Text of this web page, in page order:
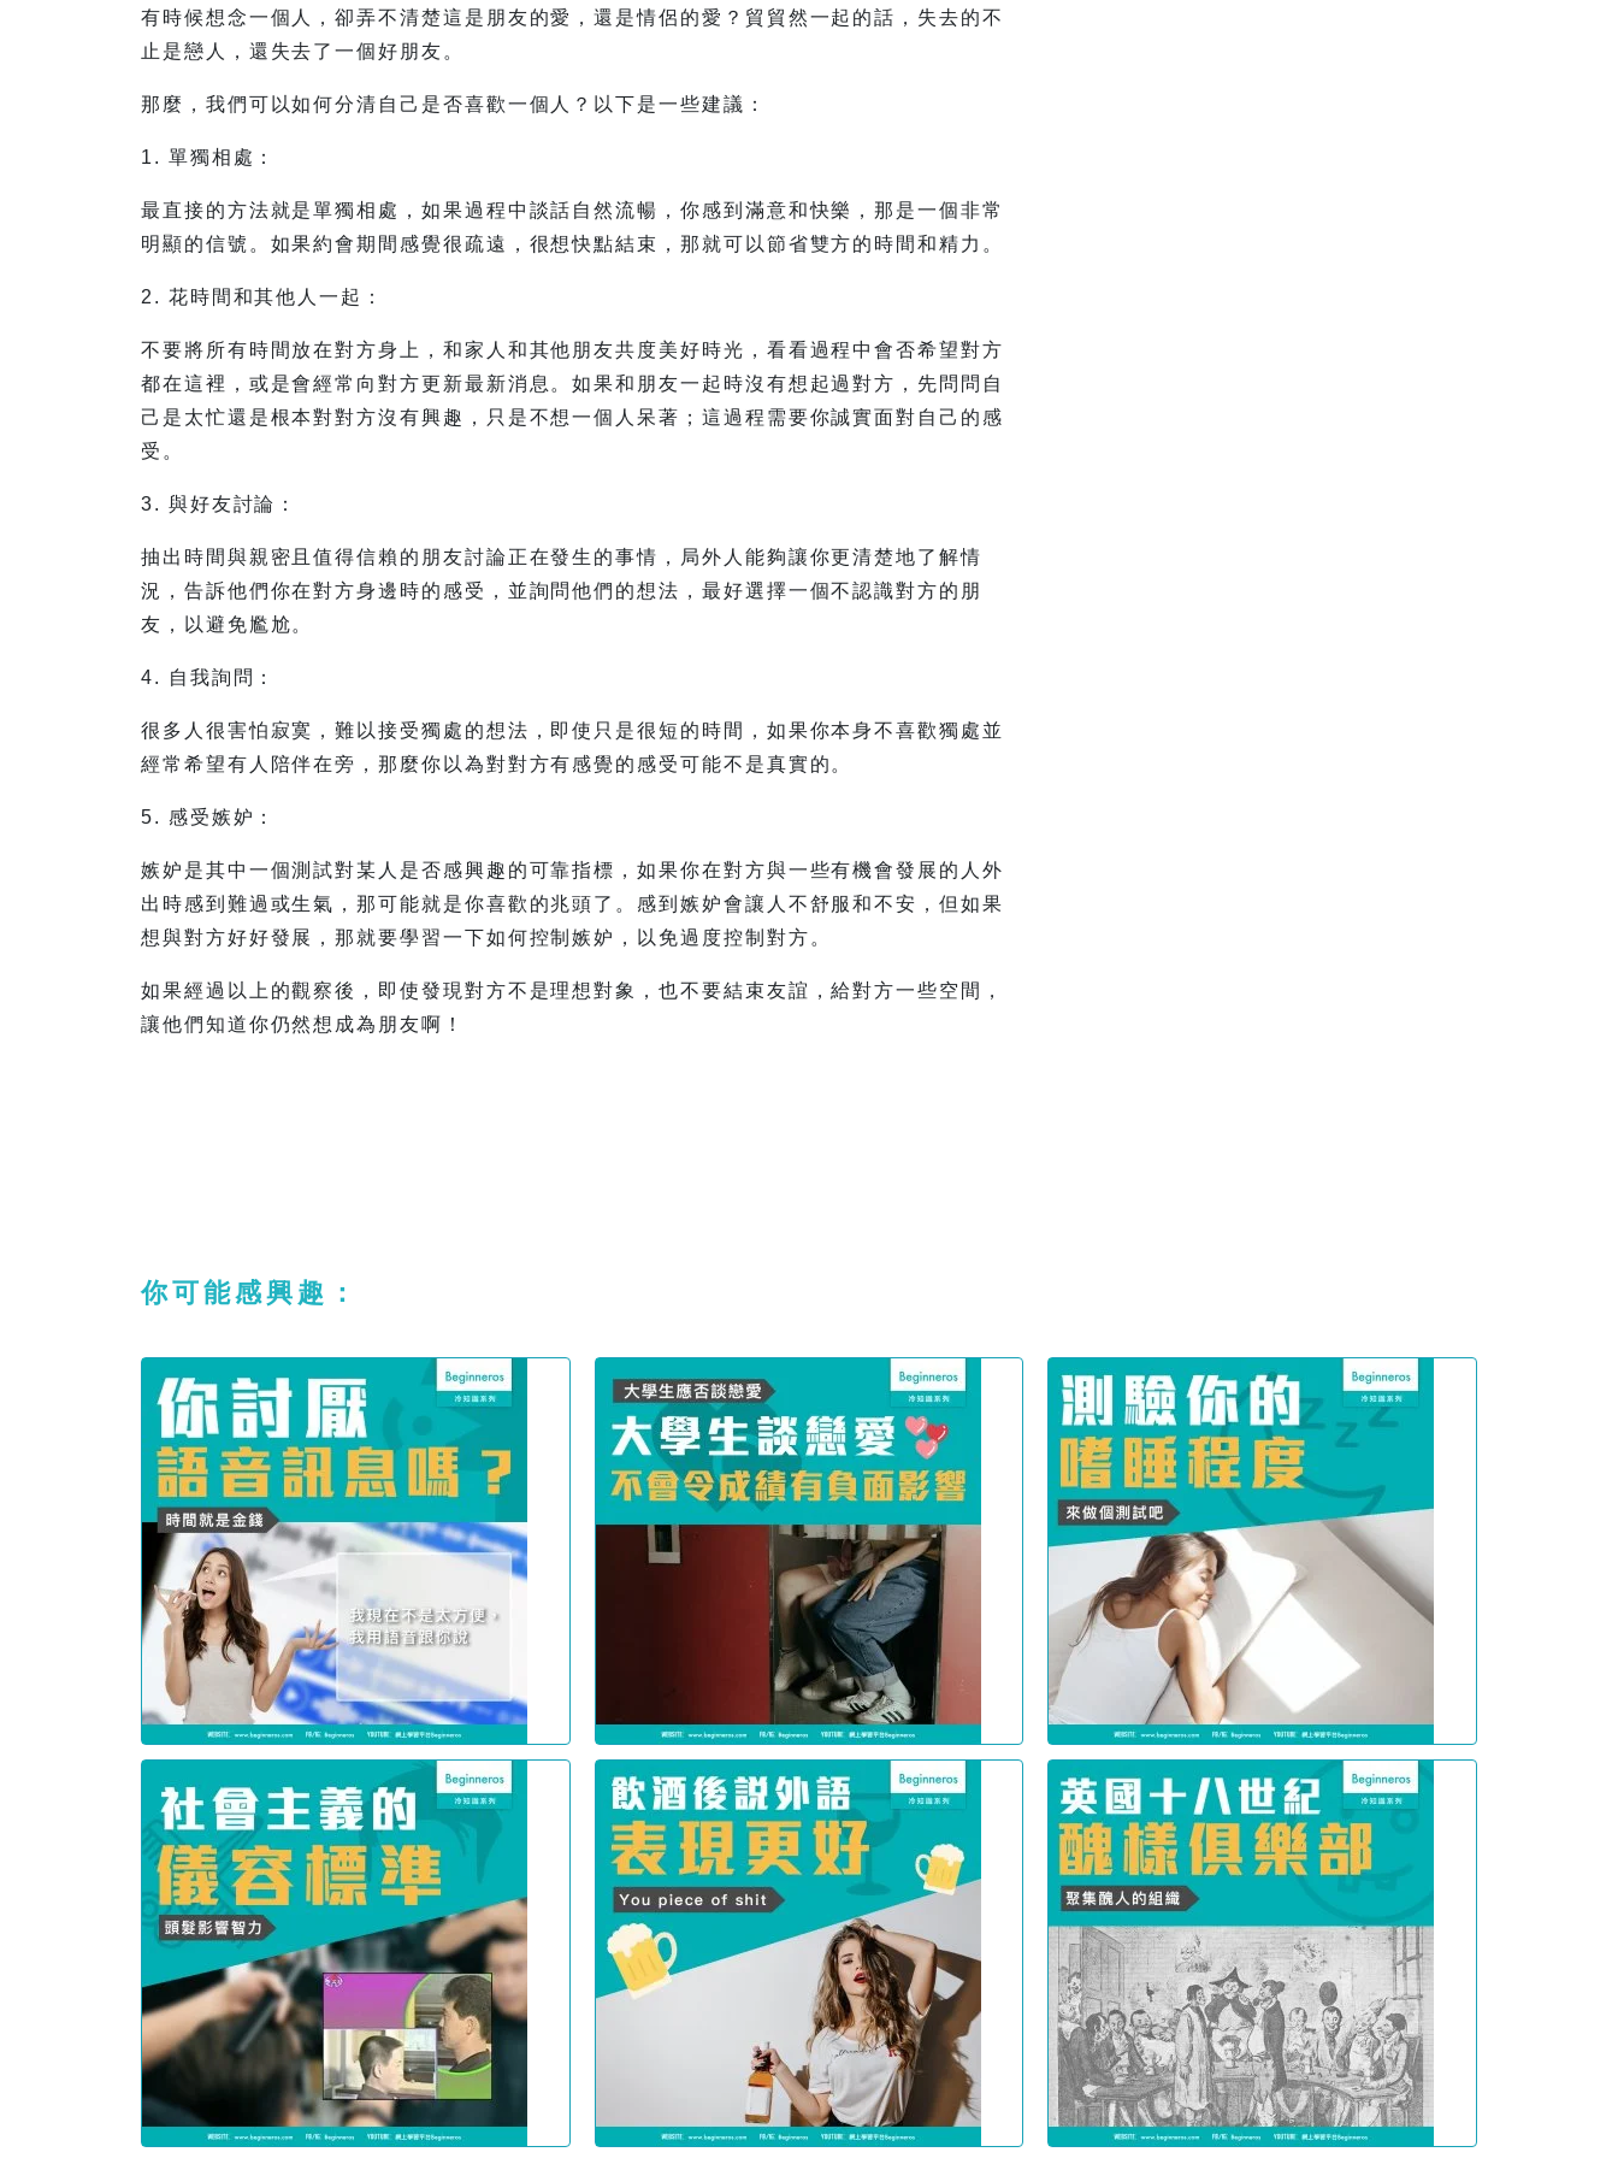
有時候想念一個人，卻弄不清楚這是朋友的愛，還是情侶的愛？貿貿然一起的話，失去的不
止是戀人，還失去了一個好朋友。
那麼，我們可以如何分清自己是否喜歡一個人？以下是一些建議：
1. 單獨相處：
最直接的方法就是單獨相處，如果過程中談話自然流暢，你感到滿意和快樂，那是一個非常
明顯的信號。如果約會期間感覺很疏遠，很想快點結束，那就可以節省雙方的時間和精力。
2. 花時間和其他人一起：
不要將所有時間放在對方身上，和家人和其他朋友共度美好時光，看看過程中會否希望對方
都在這裡，或是會經常向對方更新最新消息。如果和朋友一起時沒有想起過對方，先問問自
己是太忙還是根本對對方沒有興趣，只是不想一個人呆著；這過程需要你誠實面對自己的感
受。
3. 與好友討論：
抽出時間與親密且值得信賴的朋友討論正在發生的事情，局外人能夠讓你更清楚地了解情
況，告訴他們你在對方身邊時的感受，並詢問他們的想法，最好選擇一個不認識對方的朋
友，以避免尷尬。
4. 自我詢問：
很多人很害怕寂寞，難以接受獨處的想法，即使只是很短的時間，如果你本身不喜歡獨處並
經常希望有人陪伴在旁，那麼你以為對對方有感覺的感受可能不是真實的。
5. 感受嫉妒：
嫉妒是其中一個測試對某人是否感興趣的可靠指標，如果你在對方與一些有機會發展的人外
出時感到難過或生氣，那可能就是你喜歡的兆頭了。感到嫉妒會讓人不舒服和不安，但如果
想與對方好好發展，那就要學習一下如何控制嫉妒，以免過度控制對方。
如果經過以上的觀察後，即使發現對方不是理想對象，也不要結束友誼，給對方一些空間，
讓他們知道你仍然想成為朋友啊！
你可能感興趣：